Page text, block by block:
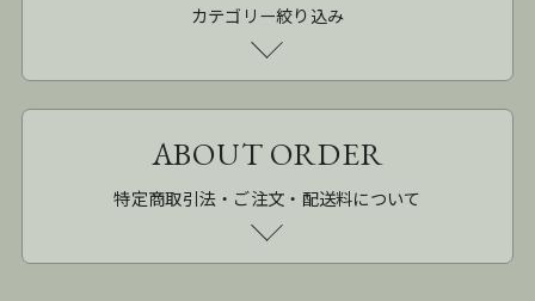
カテゴリー絞り込み
ABOUT ORDER
特定商取引法・ご注文・配送料について